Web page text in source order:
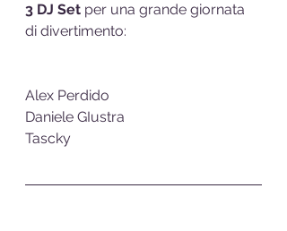
3 DJ Set per una grande giornata
di divertimento:
Alex Perdido
Daniele GIustra
Tascky